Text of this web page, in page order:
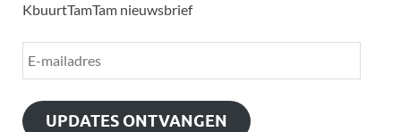
KbuurtTamTam nieuwsbrief
UPDATES ONTVANGEN